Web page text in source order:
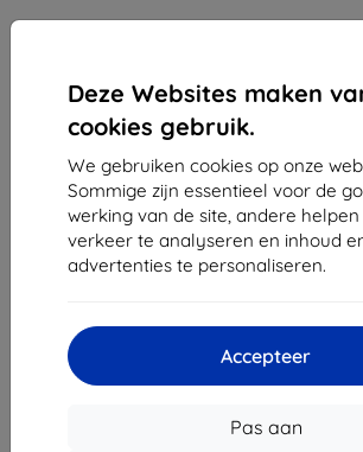
Deze Websites maken
cookies gebruik.
We gebruiken cookies op onze
Sommige zijn essentieel voor de
werking van de site, andere
verkeer te analyseren en inhoud
advertenties te personaliseren.
Accepteer
Pas aan
Ulica Rudolfa Mocka 3750/2A
841 04 Bratislava
SK2023549671